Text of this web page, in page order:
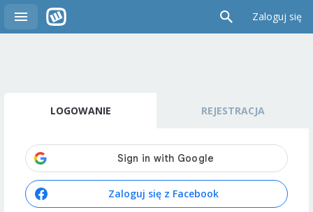
Zaloguj się
LOGOWANIE REJESTRACJA
Zaloguj się z Facebook